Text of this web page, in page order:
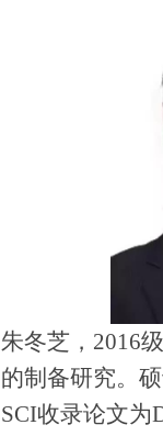
朱冬芝， 2016
的制备研究。
SCI收录论文为